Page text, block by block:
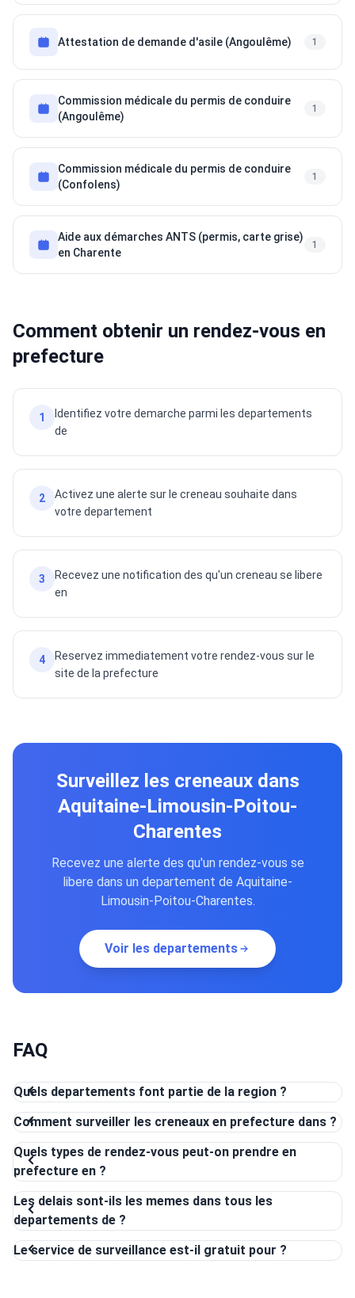
Attestation de demande d'asile (Angoulême) 1
Commission médicale du permis de conduire
(Angoulême)
1
Commission médicale du permis de conduire
(Confolens)
1
Aide aux démarches ANTS (permis, carte grise)
en Charente
1
Comment obtenir un rendez-vous en
prefecture
1
Identifiez votre demarche parmi les departements
de
2
Activez une alerte sur le creneau souhaite dans
votre departement
3
Recevez une notification des qu'un creneau se libere
en
4
Reservez immediatement votre rendez-vous sur le
site de la prefecture
Surveillez les creneaux dans
Aquitaine-Limousin-Poitou-
Charentes
Recevez une alerte des qu'un rendez-vous se
libere dans un departement de Aquitaine-
Limousin-Poitou-Charentes.
Voir les departements
FAQ
Quels departements font partie de la region ?
Comment surveiller les creneaux en prefecture dans ?
Quels types de rendez-vous peut-on prendre en
prefecture en ?
Les delais sont-ils les memes dans tous les
departements de ?
Le service de surveillance est-il gratuit pour ?